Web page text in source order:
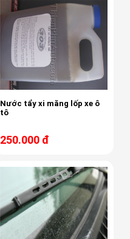
Nước tẩy xi măng lốp xe ô
tô
250.000 đ